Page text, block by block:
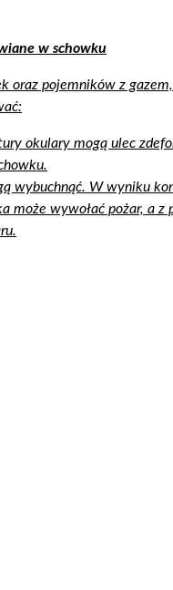
w schowku
oraz pojemników z
okulary mogą ulec
wybuchnąć. W wyniku
może wywołać pożar, a z